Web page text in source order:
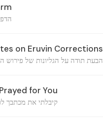
on Eruvin Corrections
הבעת תודה על הגליונות של פירוש
for You
קיבלתי את מכתבך